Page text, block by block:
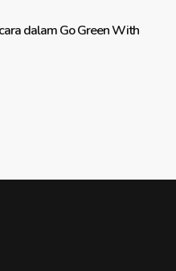
dalam Go Green With